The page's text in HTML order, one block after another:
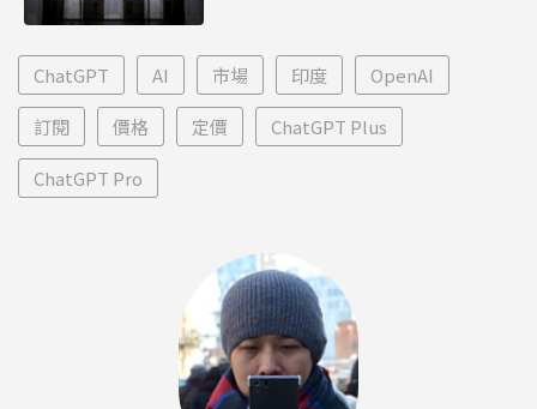
ChatGPT AI 市場 印度 OpenAI
訂閱 價格 定價 ChatGPT Plus
ChatGPT Pro